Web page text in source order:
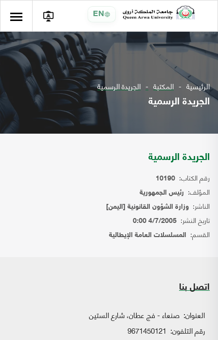
EN
الرئيسية المكتبة الجريدة الرسمية
الجريدة الرسمية
الجريدة الرسمية
رقم الكتاب: 10190
المؤلف: رئيس الجمهورية
الناشر: وزارة الشؤون القانونية [اليمن]
تاريخ النشر: 4/7/2005 0:00
القسم: المسلسلات العامة الإيطالية
اتصل بنا
العنوان: صنعاء - فج عطان، شارع الستين
رقم التلفون: 9671450121